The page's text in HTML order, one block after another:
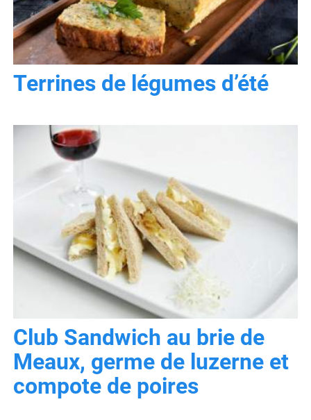
Terrines de légumes d’été
Club Sandwich au brie de
Meaux, germe de luzerne et
compote de poires